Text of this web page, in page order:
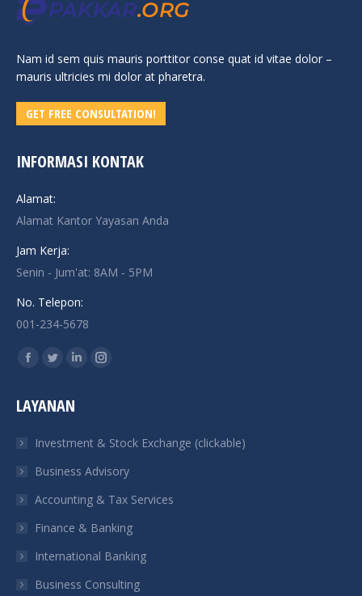
Nam id sem quis mauris porttitor conse quat id vitae dolor –
mauris ultricies mi dolor at pharetra.
GET FREE CONSULTATION!
INFORMASI KONTAK
Alamat:
Alamat Kantor Yayasan Anda
Jam Kerja:
Senin - Jum'at: 8AM - 5PM
No. Telepon:
001-234-5678
Find us on:
Facebook
opens
new
window
Twitter
opens
new
window
Linkedin
new
window
Instagram
new
window
LAYANAN
Investment & Stock Exchange (clickable)
Business Advisory
Accounting & Tax Services
Finance & Banking
International Banking
Business Consulting